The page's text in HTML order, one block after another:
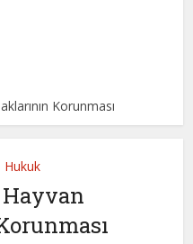
Korunması
Hukuk
Hayvan